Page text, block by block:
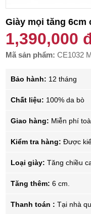
Giày mọi tăng 6cm
1,390,000
Mã sản phẩm:CE1032
Bảo hành: 12 tháng
Chất liệu: 100% da bò
Giao hàng: Miễn phí
Kiểm tra hàng: Được
Loại giày: Tăng chiều
Tăng thêm: 6 cm.
Thanh toán : Tại nhà